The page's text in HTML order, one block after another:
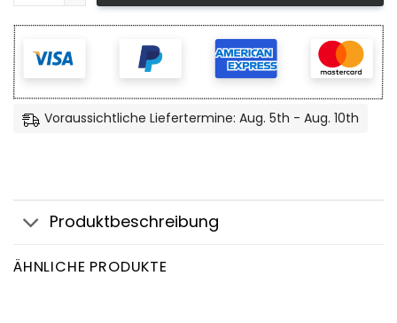
Voraussichtliche Liefertermine: Aug. 5th - Aug. 10th
Produktbeschreibung
ÄHNLICHE PRODUKTE